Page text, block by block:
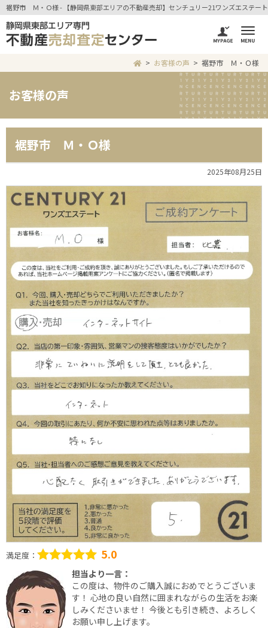
裾野市 Ｍ・Ｏ様 - 【静岡県東部エリアの不動産売却】センチュリー21ワンズエステート
お客様の声 裾野市 Ｍ・Ｏ様
お客様の声
裾野市 Ｍ・Ｏ様
2025年08月25日
満足度： 5.0
担当より一言：
この度は、物件のご購入誠におめでとうございま
す！ 心地の良い自然に囲まれながらの生活をお楽
しみくださいませ！ 今後とも引き続き、よろしく
お願い申し上げます。